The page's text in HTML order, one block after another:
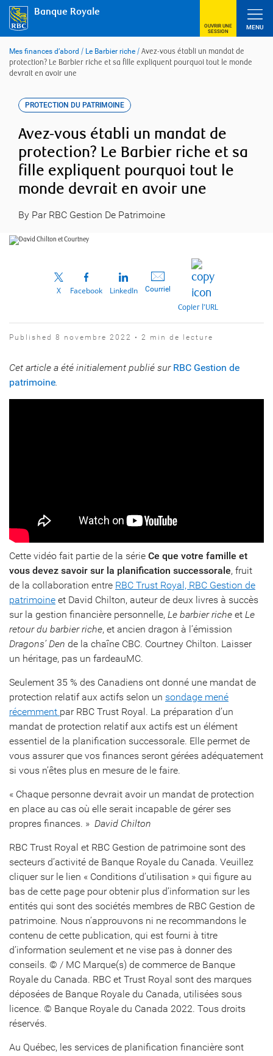
content
Banque Royale
OUVRIR UNE
SESSION
MENU
Mes finances d’abord / Le Barbier riche / Avez-vous établi un mandat de
protection? Le Barbier riche et sa fille expliquent pourquoi tout le monde
devrait en avoir une
PROTECTION DU PATRIMOINE
Avez-vous établi un mandat de
protection? Le Barbier riche et sa
fille expliquent pourquoi tout le
monde devrait en avoir une
By Par RBC Gestion De Patrimoine
X Facebook LinkedIn Courriel
Copier l’URL
Published 8 novembre 2022 • 2 min de lecture
Cet article a été initialement publié sur RBC Gestion de
patrimoine.
Cette vidéo fait partie de la série Ce que votre famille et
vous devez savoir sur la planification successorale, fruit
de la collaboration entre RBC Trust Royal, RBC Gestion de
patrimoine et David Chilton, auteur de deux livres à succès
sur la gestion financière personnelle, Le barbier riche et Le
retour du barbier riche, et ancien dragon à l’émission
Dragons’ Den de la chaîne CBC. Courtney Chilton. Laisser
un héritage, pas un fardeauMC.
Seulement 35 % des Canadiens ont donné une mandat de
protection relatif aux actifs selon un sondage mené
récemment par RBC Trust Royal. La préparation d’un
mandat de protection relatif aux actifs est un élément
essentiel de la planification successorale. Elle permet de
vous assurer que vos finances seront gérées adéquatement
si vous n’êtes plus en mesure de le faire.
« Chaque personne devrait avoir un mandat de protection
en place au cas où elle serait incapable de gérer ses
propres finances. »  David Chilton
RBC Trust Royal et RBC Gestion de patrimoine sont des
secteurs d’activité de Banque Royale du Canada. Veuillez
cliquer sur le lien « Conditions d’utilisation » qui figure au
bas de cette page pour obtenir plus d’information sur les
entités qui sont des sociétés membres de RBC Gestion de
patrimoine. Nous n’approuvons ni ne recommandons le
contenu de cette publication, qui est fourni à titre
d’information seulement et ne vise pas à donner des
conseils. © / MC Marque(s) de commerce de Banque
Royale du Canada. RBC et Trust Royal sont des marques
déposées de Banque Royale du Canada, utilisées sous
licence. © Banque Royale du Canada 2022. Tous droits
réservés.
Au Québec, les services de planification financière sont